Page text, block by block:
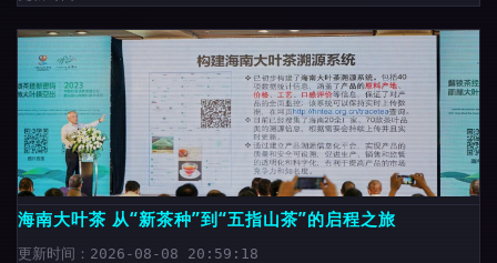
海南大叶茶 从“新茶种”到“五指山茶”的启程之旅
更新时间：2026-08-08 20:59:18